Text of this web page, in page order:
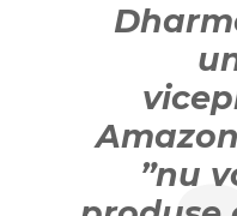
”nu